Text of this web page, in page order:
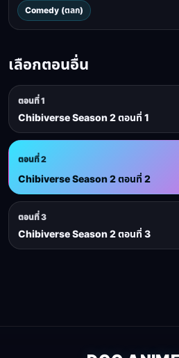
Comedy (ตลก)
เลือกตอนอื่น
ตอนที่ 1
Chibiverse Season 2 ตอนที่ 1
ตอนที่ 2
Chibiverse Season 2 ตอนที่ 2
ตอนที่ 3
Chibiverse Season 2 ตอนที่ 3